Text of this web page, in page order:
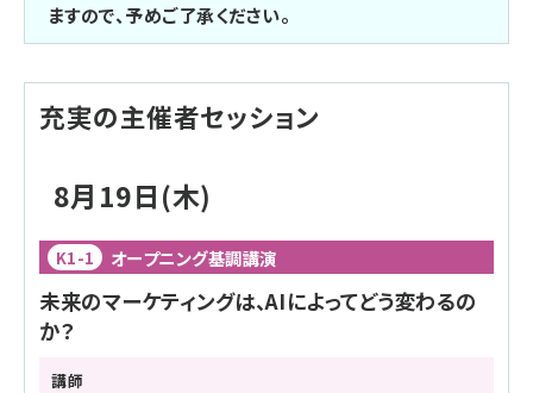
ますので、予めご了承ください。
充実の主催者セッション
8月19日(木)
K1-1 オープニング基調講演
未来のマーケティングは、AIによってどう変わるの
か？
講師